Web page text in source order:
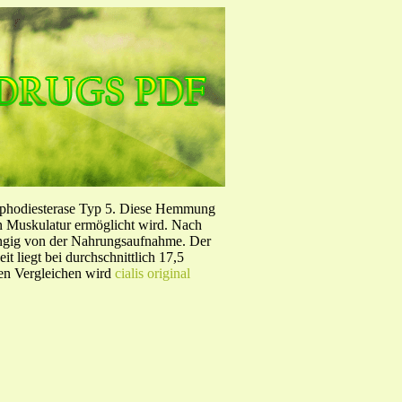
Typ 5. Diese Hemmung
Muskulatur ermöglicht wird. Nach
von der Nahrungsaufnahme. Der
liegt bei durchschnittlich 17,5
Vergleichen wird cialis original